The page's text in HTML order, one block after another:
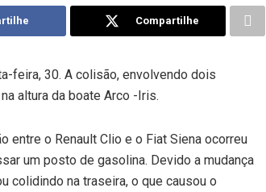
Compartilhe
feira, 30. A colisão, envolvendo dois
altura da boate Arco -Iris.
entre o Renault Clio e o Fiat Siena ocorreu
um posto de gasolina. Devido a mudança
colidindo na traseira, o que causou o